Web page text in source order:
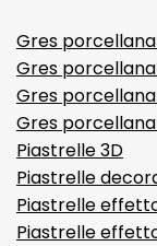
Gres
Gres
Gres
Gres
Piastrelle 3D
Piastrelle
Piastrelle
Piastrelle